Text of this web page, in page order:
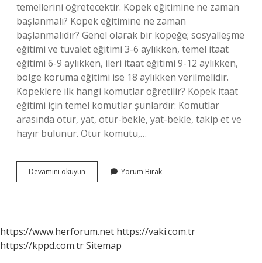
temellerini öğretecektir. Köpek eğitimine ne zaman
başlanmalı? Köpek eğitimine ne zaman
başlanmalıdır? Genel olarak bir köpeğe; sosyalleşme
eğitimi ve tuvalet eğitimi 3-6 aylıkken, temel itaat
eğitimi 6-9 aylıkken, ileri itaat eğitimi 9-12 aylıkken,
bölge koruma eğitimi ise 18 aylıkken verilmelidir.
Köpeklere ilk hangi komutlar öğretilir? Köpek itaat
eğitimi için temel komutlar şunlardır: Komutlar
arasında otur, yat, otur-bekle, yat-bekle, takip et ve
hayır bulunur. Otur komutu,…
Devamını okuyun
Ilk
Yorum Bırak
https://www.herforum.net https://vaki.com.tr
https://kppd.com.trSitemap